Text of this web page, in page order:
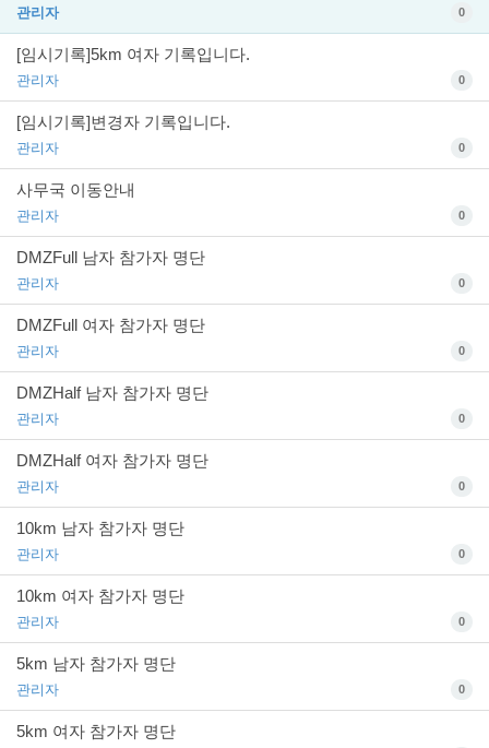
관리자 0
[임시기록]5km 여자 기록입니다.
관리자 0
[임시기록]변경자 기록입니다.
관리자 0
사무국 이동안내
관리자 0
DMZFull 남자 참가자 명단
관리자 0
DMZFull 여자 참가자 명단
관리자 0
DMZHalf 남자 참가자 명단
관리자 0
DMZHalf 여자 참가자 명단
관리자 0
10km 남자 참가자 명단
관리자 0
10km 여자 참가자 명단
관리자 0
5km 남자 참가자 명단
관리자 0
5km 여자 참가자 명단